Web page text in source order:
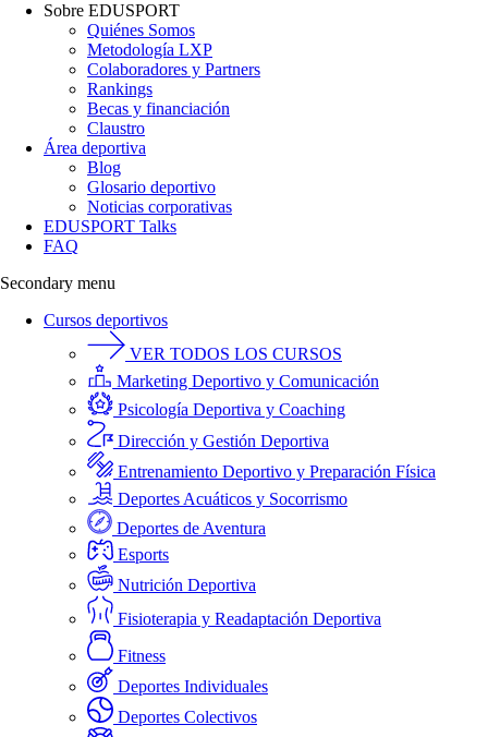
Sobre EDUSPORT
Quiénes Somos
Metodología LXP
Colaboradores y Partners
Rankings
Becas y financiación
Claustro
Área deportiva
Blog
Glosario deportivo
Noticias corporativas
EDUSPORT Talks
FAQ
Secondary menu
Cursos deportivos
VER TODOS LOS CURSOS
Marketing Deportivo y Comunicación
Psicología Deportiva y Coaching
Dirección y Gestión Deportiva
Entrenamiento Deportivo y Preparación Física
Deportes Acuáticos y Socorrismo
Deportes de Aventura
Esports
Nutrición Deportiva
Fisioterapia y Readaptación Deportiva
Fitness
Deportes Individuales
Deportes Colectivos